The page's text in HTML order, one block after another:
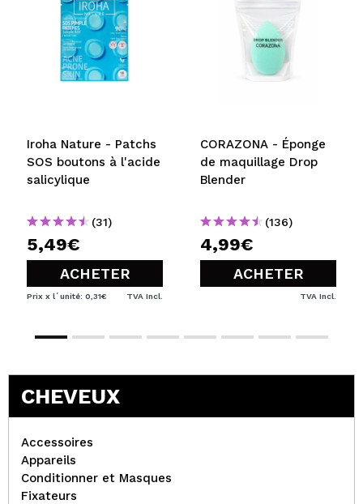
Iroha Nature - Patchs
SOS boutons à l'acide
salicylique
(31)
5,49€
ACHETER
Prix x l´unité: 0,31€ TVA Incl.
CORAZONA - Éponge
de maquillage Drop
Blender
(136)
4,99€
ACHETER
TVA Incl.
CHEVEUX
Accessoires
Appareils
Conditionner et Masques
Fixateurs